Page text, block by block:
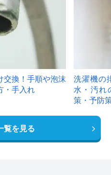
交換！手順や泡沫
・手入れ
洗濯機の
水・汚れ
策・予防
覧を見る